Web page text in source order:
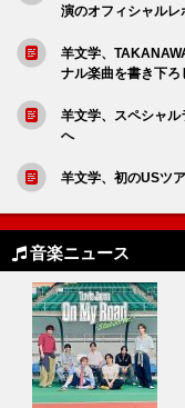
演のオフィシャルレ
羊文学、
ナル楽曲を書き下ろ
羊文学、スペシャ
へ
羊文学、初のUSツ
音楽ニュース